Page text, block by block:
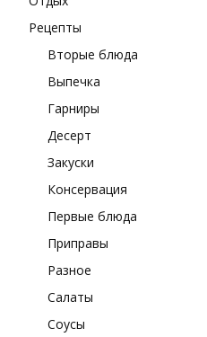
Рецепты
Вторые блюда
Выпечка
Гарниры
Десерт
Закуски
Консервация
Первые блюда
Приправы
Разное
Салаты
Соусы